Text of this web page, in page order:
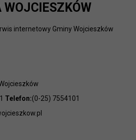
WOJCIESZKÓW
internetowy Gminy Wojcieszków
Telefon:(0-25) 7554101